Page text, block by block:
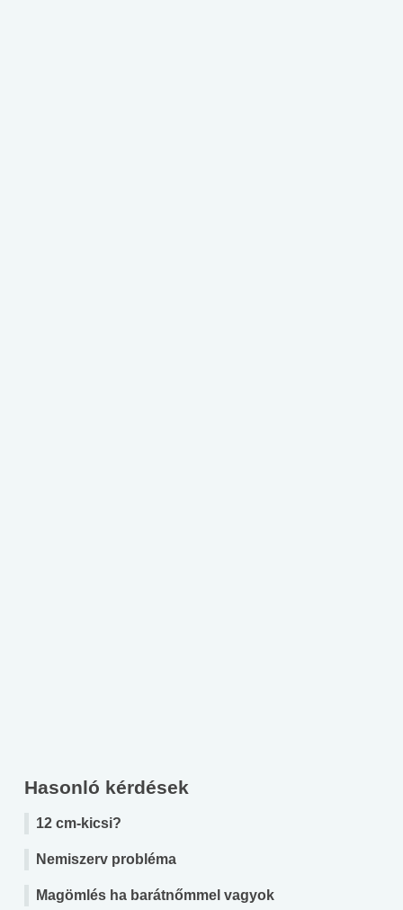
Hasonló kérdések
12 cm-kicsi?
Nemiszerv probléma
Magömlés ha barátnőmmel vagyok